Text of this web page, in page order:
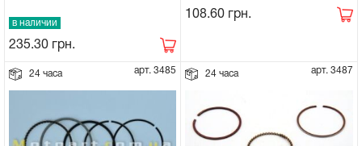
Сцепное устройство, шплинт
Прокладки на мотоблок
в наличии
235.30 грн.
108.60 грн.
24 часа арт. 3485 24 часа арт. 3487